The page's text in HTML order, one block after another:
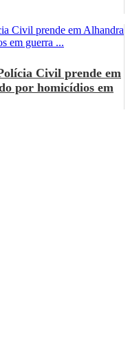
Civil prende em
por homicídios em